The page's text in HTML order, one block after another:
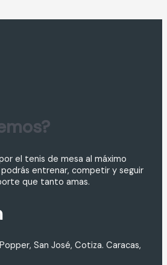
el tenis de mesa al máximo
entrenar, competir y seguir
que tanto amas.
San José, Cotiza. Caracas,